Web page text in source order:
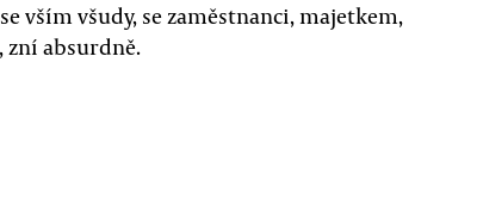
vším všudy, se zaměstnanci, majetkem,
zní absurdně.